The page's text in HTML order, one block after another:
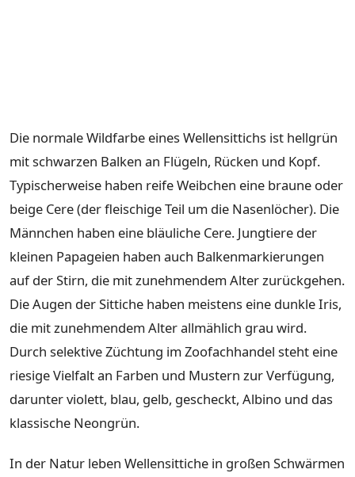
Die normale Wildfarbe eines Wellensittichs ist hellgrün
mit schwarzen Balken an Flügeln, Rücken und Kopf.
Typischerweise haben reife Weibchen eine braune oder
beige Cere (der fleischige Teil um die Nasenlöcher). Die
Männchen haben eine bläuliche Cere. Jungtiere der
kleinen Papageien haben auch Balkenmarkierungen
auf der Stirn, die mit zunehmendem Alter zurückgehen.
Die Augen der Sittiche haben meistens eine dunkle Iris,
die mit zunehmendem Alter allmählich grau wird.
Durch selektive Züchtung im Zoofachhandel steht eine
riesige Vielfalt an Farben und Mustern zur Verfügung,
darunter violett, blau, gelb, gescheckt, Albino und das
klassische Neongrün.
In der Natur leben Wellensittiche in großen Schwärmen